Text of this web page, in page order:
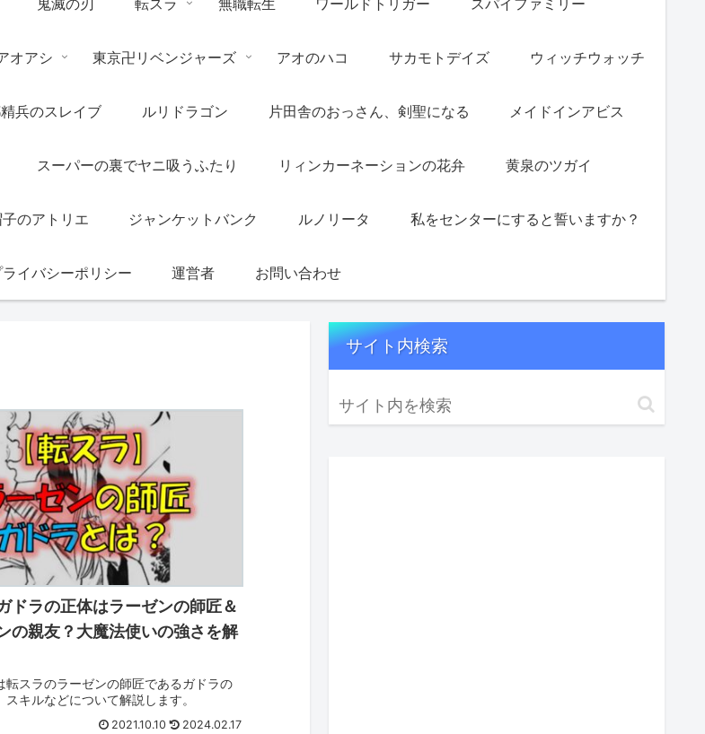
オアシ 東京卍リベンジャーズ アオのハコ サカモトデイズ ウィッチウォッチ
兵のスレイブ ルリドラゴン 片田舎のおっさん、剣聖になる メイドインアビス
スーパーの裏でヤニ吸うふたり リィンカーネーションの花弁 黄泉のツガイ
のアトリエ ジャンケットバンク ルノリータ 私をセンターにすると誓いますか？
ライバシーポリシー 運営者 お問い合わせ
ドラの正体はラーゼンの師匠＆
の親友？大魔法使いの強さを解
転スラのラーゼンの師匠であるガドラの
キルなどについて解説します。
2021.10.10 2024.02.17
サイト内検索